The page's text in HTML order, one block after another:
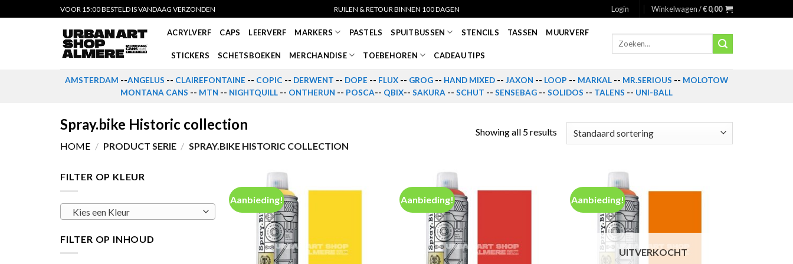
to
VOOR 15:00 BESTELD IS VANDAAG VERZONDEN RUILEN & RETOUR BINNEN 100 DAGEN Login Winkelwagen /€0,00
ACRYLVERF CAPS LEERVERF MARKERS PASTELS SPUITBUSSEN STENCILS TASSEN MUURVERF
STICKERS SCHETSBOEKEN MERCHANDISE TOEBEHOREN CADEAU TIPS
Zoeken
AMSTERDAM --ANGELUS -- CLAIREFONTAINE -- COPIC -- DERWENT -- DOPE -- FLUX -- GROG -- HAND MIXED -- JAXON -- LOOP -- MARKAL -- MR.SERIOUS -- MOLOTOW
MONTANA CANS -- MTN -- NIGHTQUILL -- ONTHERUN -- POSCA-- QBIX-- SAKURA -- SCHUT -- SENSEBAG -- SOLIDOS -- TALENS -- UNI-BALL
Spray.bike Historic collection
HOME / PRODUCT SERIE / SPRAY.BIKE HISTORIC COLLECTION
Showing all 5 results
FILTER OP KLEUR
Kies een Kleur
FILTER OP INHOUD
Aanbieding! Aanbieding! Aanbieding!
UITVERKOCHT